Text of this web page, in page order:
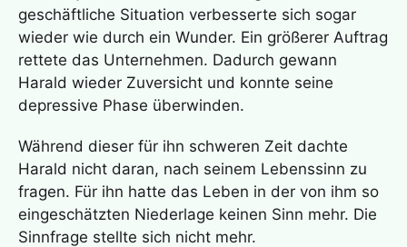
geschäftliche Situation verbesserte sich sogar
wieder wie durch ein Wunder. Ein größerer Auftrag
rettete das Unternehmen. Dadurch gewann
Harald wieder Zuversicht und konnte seine
depressive Phase überwinden.
Während dieser für ihn schweren Zeit dachte
Harald nicht daran, nach seinem Lebenssinn zu
fragen. Für ihn hatte das Leben in der von ihm so
eingeschätzten Niederlage keinen Sinn mehr. Die
Sinnfrage stellte sich nicht mehr.